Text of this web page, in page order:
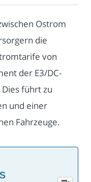
Ostrom
die
von
der E3/DC-
führt zu
und einer
Fahrzeuge.